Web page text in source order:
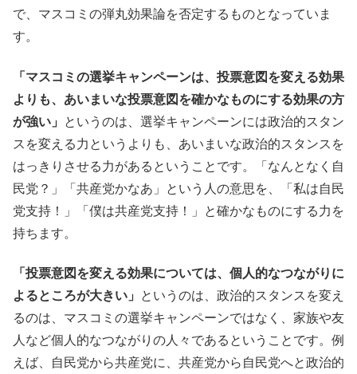
で、マスコミの弾丸効果論を否定するものとなっていま
す。
「マスコミの選挙キャンペーンは、投票意図を変える効果
よりも、あいまいな投票意図を確かなものにする効果の方
が強い」
というのは、選挙キャンペーンには政治的スタン
スを変える力というよりも、あいまいな政治的スタンスを
はっきりさせる力があるということです。「なんとなく自
民党？」「共産党かなあ」という人の意思を、「私は自民
党支持！」「僕は共産党支持！」と確かなものにする力を
持ちます。
「投票意図を変える効果については、個人的なつながりに
よるところが大きい」
というのは、政治的スタンスを変え
るのは、マスコミの選挙キャンペーンではなく、家族や友
人など個人的なつながりの人々であるということです。例
えば、自民党から共産党に、共産党から自民党へと政治的